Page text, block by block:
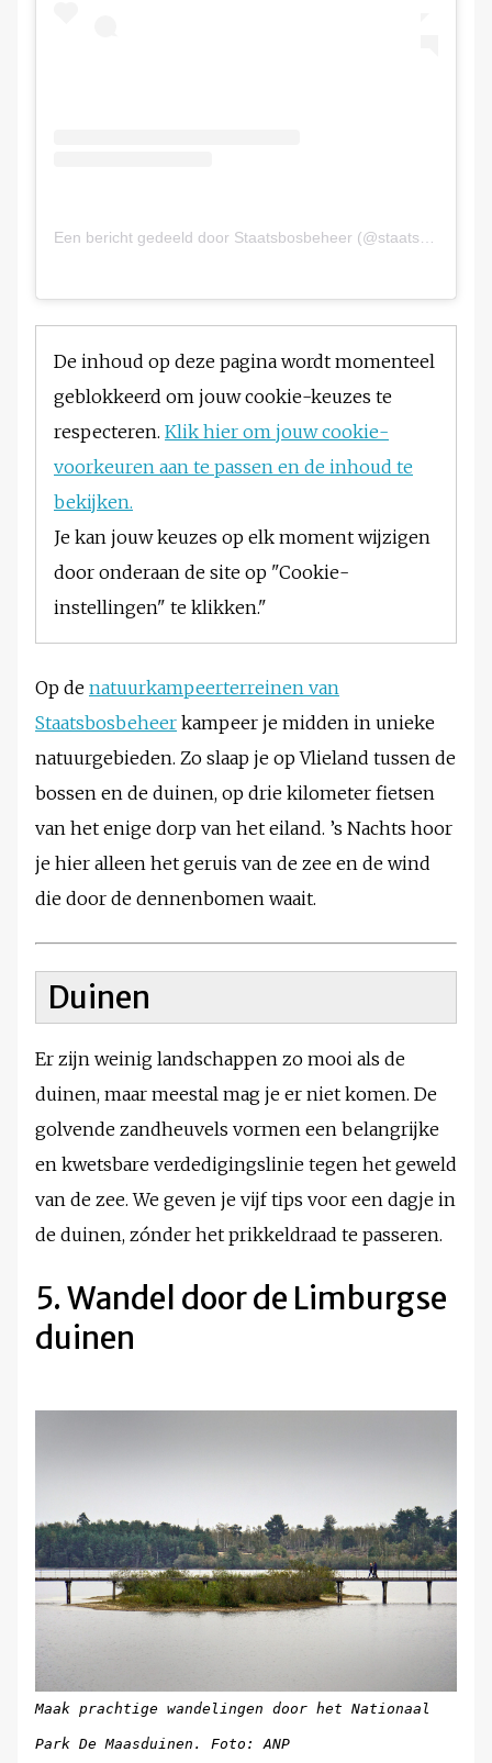
De inhoud op deze pagina wordt momenteel
geblokkeerd om jouw cookie-keuzes te
respecteren. Klik hier om jouw cookie-
voorkeuren aan te passen en de inhoud te
bekijken.
Je kan jouw keuzes op elk moment wijzigen
door onderaan de site op "Cookie-
instellingen" te klikken."
Op de natuurkampeerterreinen van
Staatsbosbeheer kampeer je midden in unieke
natuurgebieden. Zo slaap je op Vlieland tussen de
bossen en de duinen, op drie kilometer fietsen
van het enige dorp van het eiland. ’s Nachts hoor
je hier alleen het geruis van de zee en de wind
die door de dennenbomen waait.
Duinen
Er zijn weinig landschappen zo mooi als de
duinen, maar meestal mag je er niet komen. De
golvende zandheuvels vormen een belangrijke
en kwetsbare verdedigingslinie tegen het geweld
van de zee. We geven je vijf tips voor een dagje in
de duinen, zónder het prikkeldraad te passeren.
5. Wandel door de Limburgse
duinen
Maak prachtige wandelingen door het Nationaal
Park De Maasduinen. Foto: ANP